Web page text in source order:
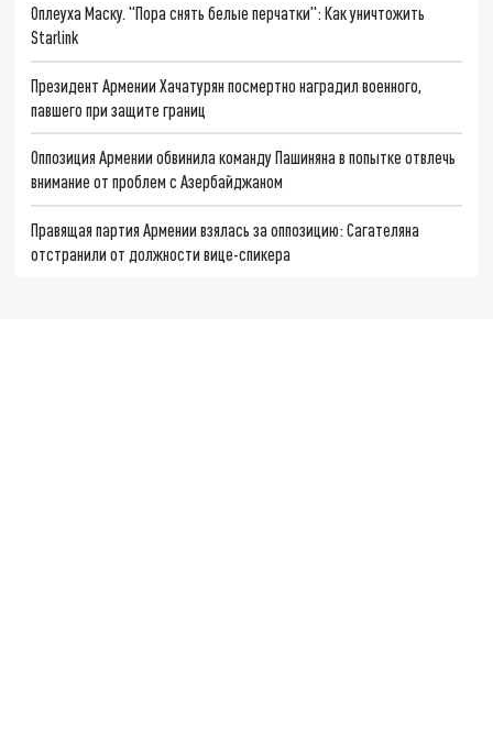
Оплеуха Маску. "Пора снять белые перчатки": Как уничтожить
Starlink
Президент Армении Хачатурян посмертно наградил военного,
павшего при защите границ
Оппозиция Армении обвинила команду Пашиняна в попытке отвлечь
внимание от проблем с Азербайджаном
Правящая партия Армении взялась за оппозицию: Сагателяна
отстранили от должности вице-спикера